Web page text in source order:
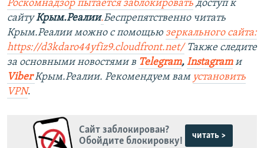
Роскомнадзор пытается заблокировать доступ к
сайтуКрым.Реалии.Беспрепятственно читать
Крым.Реалии можно с помощью зеркального сайта:
https://d3kdaro44yfiz9.cloudfront.net/ Также следите
за основными новостями в Telegram, Instagramи
ViberКрым.Реалии. Рекомендуем вам установить
VPN.
Сайт заблокирован?
Обойдите блокировку!
читать >